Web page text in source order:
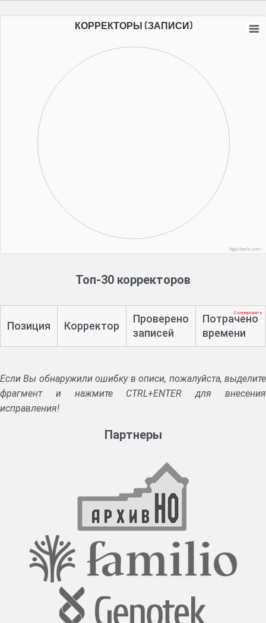
КОРРЕКТОРЫ (ЗАПИСИ)
Highcharts.com
Топ-30 корректоров
Позиция Корректор
Проверено
записей
Потрачено
времени
Скопировать
Если Вы обнаружили ошибку в описи, пожалуйста, выделите
фрагмент и нажмите CTRL+ENTER для внесения
исправления!
Партнеры